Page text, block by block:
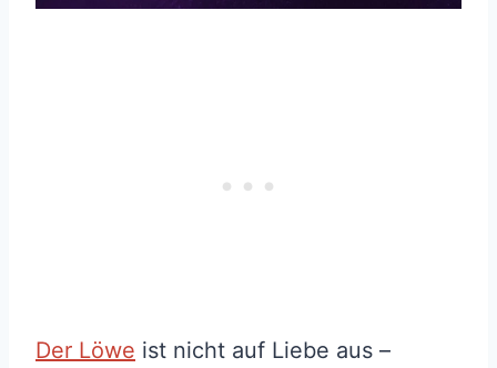
Der Löwe ist nicht auf Liebe aus –